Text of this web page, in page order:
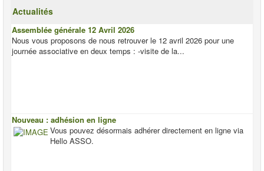
Actualités
Assemblée générale 12 Avril 2026
Nous vous proposons de nous retrouver le 12 avril 2026 pour une
journée associative en deux temps : -visite de la...
Nouveau : adhésion en ligne
Vous pouvez désormais adhérer directement en ligne via
Hello ASSO.